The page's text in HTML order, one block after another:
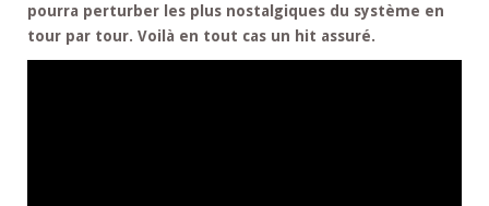
pourra perturber les plus nostalgiques du système en
tour par tour. Voilà en tout cas un hit assuré.